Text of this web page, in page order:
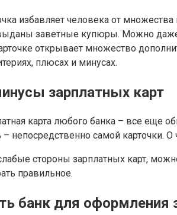
избавляет человека от
заветные купюры. Можно даже
открывает множество
плюсах и минусах.
зарплатных карт
карта любого банка – все еще
– непосредственно самой карточки.
стороны зарплатных карт,
правильное.
банк для оформления